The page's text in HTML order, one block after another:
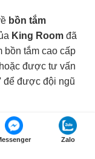
bồn tắm
King Room đã
bồn tắm cao cấp
được tư vấn
để được đội ngũ
Zalo